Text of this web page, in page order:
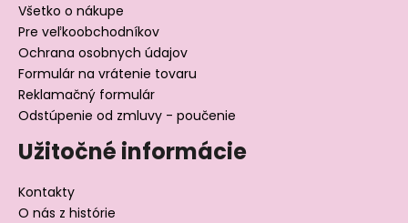
Všetko o nákupe
Pre veľkoobchodníkov
Ochrana osobnych údajov
Formulár na vrátenie tovaru
Reklamačný formulár
Odstúpenie od zmluvy - poučenie
Užitočné informácie
Kontakty
O nás z histórie